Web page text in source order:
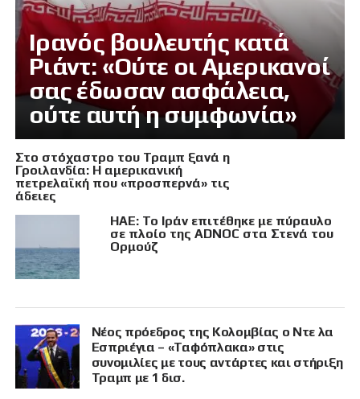
Ιρανός βουλευτής κατά
Ριάντ: «Ούτε οι Αμερικανοί
σας έδωσαν ασφάλεια,
ούτε αυτή η συμφωνία»
Στο στόχαστρο του Τραμπ ξανά η
Γροιλανδία: Η αμερικανική
πετρελαϊκή που «προσπερνά» τις
άδειες
ΗΑΕ: Το Ιράν επιτέθηκε με πύραυλο
σε πλοίο της ADNOC στα Στενά του
Ορμούζ
Νέος πρόεδρος της Κολομβίας ο Ντε λα
Εσπριέγια – «Ταφόπλακα» στις
συνομιλίες με τους αντάρτες και στήριξη
Τραμπ με 1 δισ.